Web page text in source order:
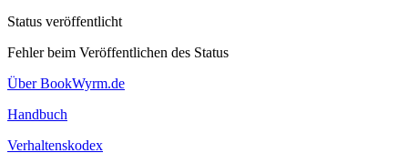
Status veröffentlicht
Fehler beim Veröffentlichen des Status
Über BookWyrm.de
Handbuch
Verhaltenskodex